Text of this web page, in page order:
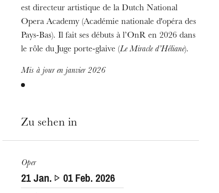
est directeur artistique de la Dutch National
Opera Academy (Académie nationale d'opéra des
Pays-Bas). Il fait ses débuts à l’OnR en 2026 dans
le rôle du Juge porte-glaive (Le Miracle d’Héliane).
Mis à jour en janvier 2026
Zu sehen in
Oper
21 Jan. 01 Feb. 2026